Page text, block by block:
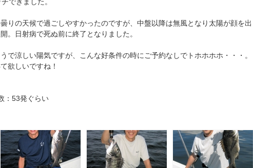
りの天候で過ごしやすかったのですが、中盤以降は無風となり太陽が顔を出
。日射病で死ぬ前に終了となりました。
で涼しい陽気ですが、こんな好条件の時にご予約なしでトホホホホ・・・。
欲しいですね！
：53発ぐらい